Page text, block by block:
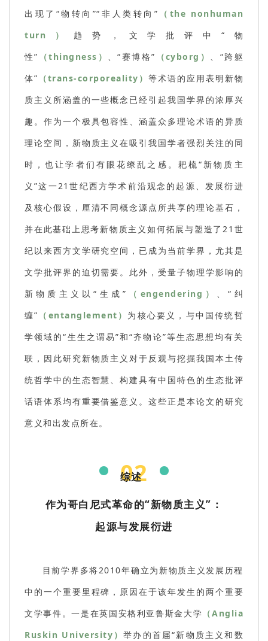
出现了“物转向”“非人类转向” （the nonhuman
turn） 趋势，文学批评中“物
性”
（thingness） 、“赛博格” （cyborg） 、“跨躯
体” （trans-corporeality）等术语的应用表明新物
质主义所涵盖的一些概念已经引起我国学界的浓厚兴
趣。作为一个极具包容性、涵盖众多理论术语的异质
理论空间，新物质主义在吸引我国学者强烈关注的同
时，也让学者们有眼花缭乱之感。耙梳“新物质主
义”这一21世纪西方学术前沿观念的起源、发展衍进
及核心假设，厘清不同概念源点所共享的理论基石，
并在此基础上思考新物质主义如何拓展与塑造了21世
纪以来西方文学研究空间，已成为当前学界，尤其是
文学批评界的迫切需要。此外，受量子物理学影响的
新物质主义以“生成” （engendering） 、“纠
缠” （entanglement） 为核心要义，与中国传统哲
学领域的“生生之谓易”和“齐物论”等生态思想均有关
联，因此研究新物质主义对于反观与挖掘我国本土传
统哲学中的生态智慧、构建具有中国特色的生态批评
话语体系均有重要借鉴意义。这些正是本论文的研究
意义和出发点所在。
02
综述
作为哥白尼式革命的“新物质主义”：
起源与发展衍进
目前学界多将2010年确立为新物质主义发展历程
中的一个重要里程碑，原因在于该年发生的两个重要
文学事件。一是在英国安格利亚鲁斯金大学 （Anglia
Ruskin University）举办的首届“新物质主义和数